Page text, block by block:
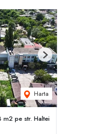
Harta
Next
pe str. Haltei